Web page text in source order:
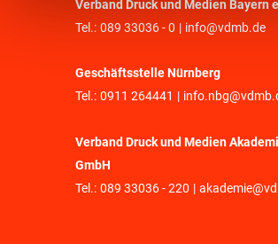
Verband Druck und Medien Bayern
Tel.: 089 33036 - 0 | info@vdmb.de
Geschäftsstelle Nürnberg
Tel.: 0911 264441 |
Verband Druck und Medien
GmbH
Tel.: 089 33036 - 220 |